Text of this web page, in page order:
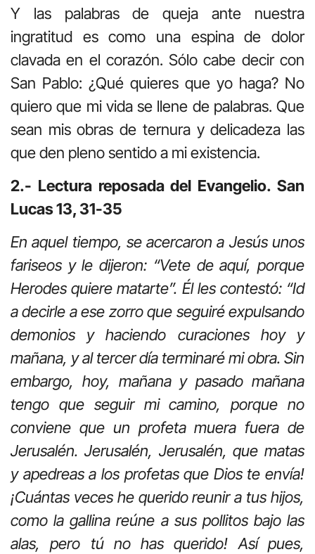
Y las palabras de queja ante nuestra
ingratitud es como una espina de dolor
clavada en el corazón. Sólo cabe decir con
San Pablo: ¿Qué quieres que yo haga? No
quiero que mi vida se llene de palabras. Que
sean mis obras de ternura y delicadeza las
que den pleno sentido a mi existencia.
2.- Lectura reposada del Evangelio. San
Lucas 13, 31-35
En aquel tiempo, se acercaron a Jesús unos
fariseos y le dijeron: “Vete de aquí, porque
Herodes quiere matarte”. Él les contestó: “Id
a decirle a ese zorro que seguiré expulsando
demonios y haciendo curaciones hoy y
mañana, y al tercer día terminaré mi obra. Sin
embargo, hoy, mañana y pasado mañana
tengo que seguir mi camino, porque no
conviene que un profeta muera fuera de
Jerusalén. Jerusalén, Jerusalén, que matas
y apedreas a los profetas que Dios te envía!
¡Cuántas veces he querido reunir a tus hijos,
como la gallina reúne a sus pollitos bajo las
alas, pero tú no has querido! Así pues,